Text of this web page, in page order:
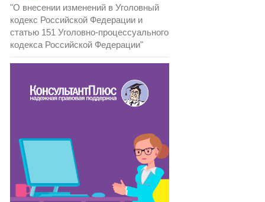
"О внесении изменений в Уголовный
кодекс Российской Федерации и
статью 151 Уголовно-процессуального
кодекса Российской Федерации"